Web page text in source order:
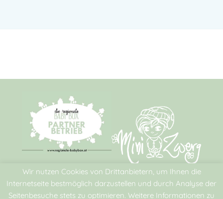
Wir nutzen Cookies von Drittanbietern, um Ihnen die
Internetseite bestmöglich darzustellen und durch Analyse der
Seitenbesuche stets zu optimieren. Weitere Informationen zu
Rechtliches